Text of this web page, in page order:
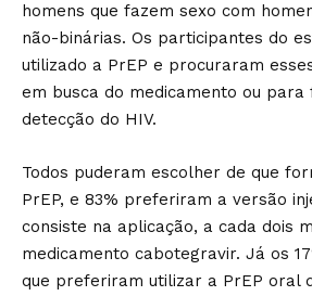
homens que fazem sexo com
não-binárias. Os participantes do
utilizado a PrEP e procuraram
em busca do medicamento ou
detecção do HIV.
Todos puderam escolher de que
PrEP, e 83% preferiram a versão
consiste na aplicação, a cada dois
medicamento cabotegravir. Já os
que preferiram utilizar a PrEP oral